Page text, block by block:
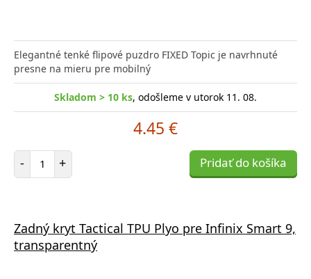
Elegantné tenké flipové puzdro FIXED Topic je navrhnuté
presne na mieru pre mobilný
Skladom > 10 ks, odošleme v utorok 11. 08.
4.45 €
- Počet položiek
+ Pridať do košíka
Zadný kryt Tactical TPU Plyo pre Infinix Smart 9,
transparentný